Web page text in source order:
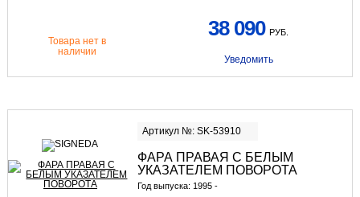
Товара нет в
наличии
38 090 РУБ.
Уведомить
Артикул №: SK-53910
ФАРА ПРАВАЯ С БЕЛЫМ
УКАЗАТЕЛЕМ ПОВОРОТА
Год выпуска: 1995 -